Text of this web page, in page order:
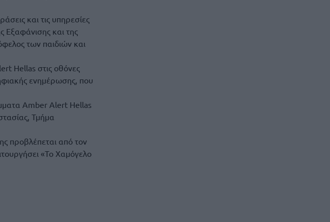
και τις υπηρεσίες
Εξαφάνισης και της
των παιδιών και
Hellas στις οθόνες
ενημέρωσης, που
Amber Alert Hellas
Τμήμα
προβλέπεται από τον
«Το Χαμόγελο